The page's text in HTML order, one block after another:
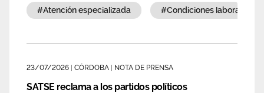
profesionales al borde del agotamiento.
#atención especializada #condiciones laborales
23/07/2026 CÓRDOBA NOTA DE PRENSA
SATSE reclama a los partidos políticos